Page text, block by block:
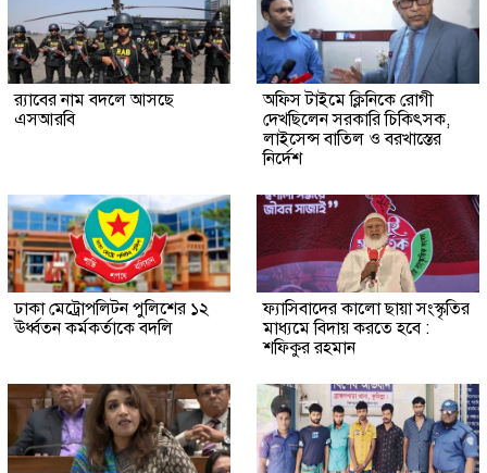
র‍্যাবের নাম বদলে আসছে
এসআরবি
অফিস টাইমে ক্লিনিকে রোগী
দেখছিলেন সরকারি চিকিৎসক,
লাইসেন্স বাতিল ও বরখাস্তের
নির্দেশ
ঢাকা মেট্রোপলিটন পুলিশের ১২
ঊর্ধ্বতন কর্মকর্তাকে বদলি
ফ্যাসিবাদের কালো ছায়া সংস্কৃতির
মাধ্যমে বিদায় করতে হবে :
শফিকুর রহমান